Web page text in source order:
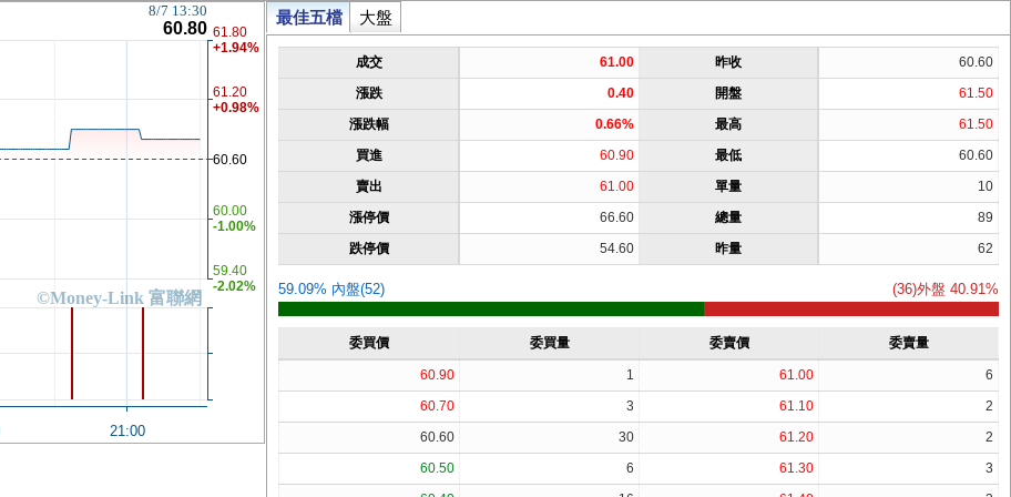
©Money-Link 富聯網
8/7 13:30
60.80
21:00
59.40
-2.02%
60.00
-1.00%
60.60
61.20
+0.98%
61.80
+1.94%
最佳五檔 大盤
成交 61.00 昨收
60.60
漲跌
0.40 開盤
61.50
漲跌幅
0.66% 最高
61.50
買進
60.90 最低
60.60
賣出
61.00 單量
10
漲停價
66.60 總量
89
跌停價
54.60 昨量 62
59.09% 內盤(52) (36)外盤 40.91%
委買價 委買量 委賣價 委賣量
60.90 1 61.00
6
60.70
3 61.10
2
60.60
30 61.20
2
60.50
6 61.30
3